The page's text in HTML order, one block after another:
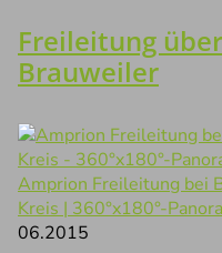
Freileitung
Brauweiler
Amprion Freileitung bei
Kreis | 360°x180°-
06.2015